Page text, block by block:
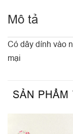
Mô tả
Có dây dính vào
mại
SẢN